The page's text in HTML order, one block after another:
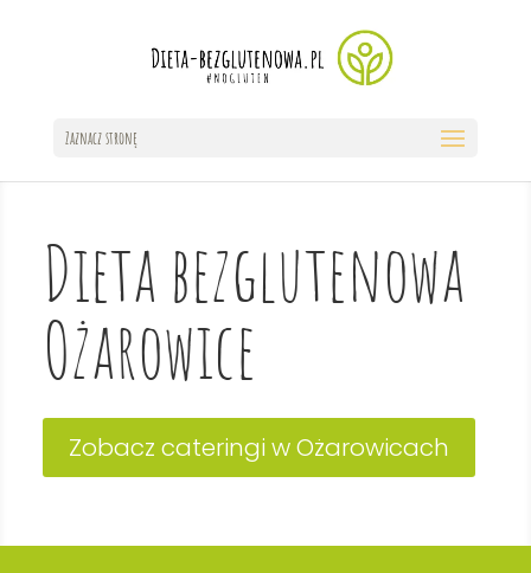
Zaznacz stronę
Dieta bezglutenowa
Ożarowice
Zobacz cateringi w Ożarowicach